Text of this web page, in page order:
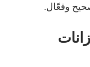
وفعّال.